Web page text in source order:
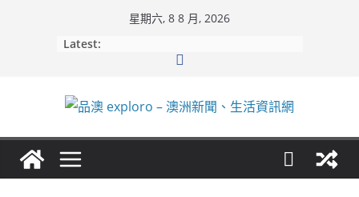
星期六, 8 8 月, 2026
Latest: